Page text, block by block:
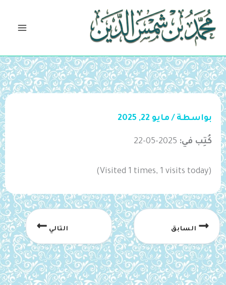
تخطي
المحتوى
بواسطة / مايو 22, 2025
كُتِب في: 2025-05-22
(Visited 1 times, 1 visits today)
السابق التالي